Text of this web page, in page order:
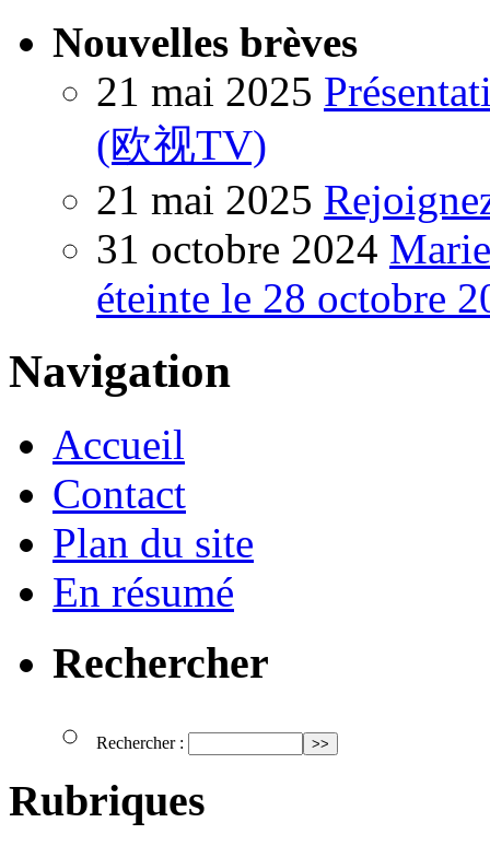
Nouvelles brèves
21 mai 2025
(欧视TV)
21 mai 2025
31 octobre 2024
éteinte le 28 octobre
Navigation
Accueil
Contact
Plan du site
En résumé
Rechercher
Rechercher :
Rubriques